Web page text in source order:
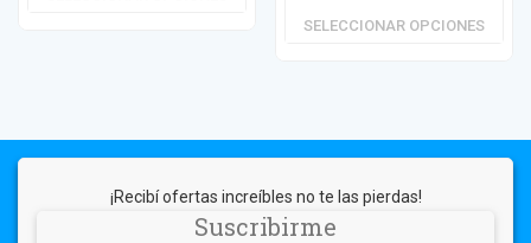
SELECCIONAR OPCIONES
¡Recibí ofertas increíbles no te las pierdas!
Suscribirme